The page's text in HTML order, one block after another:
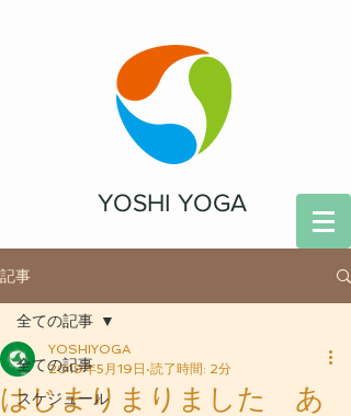
YOSHI YOGA
記事
全ての記事
スケジュール
全ての記事
はじまりまりました あ
YOSHIYOGA
2019年5月19日 読了時間: 2分